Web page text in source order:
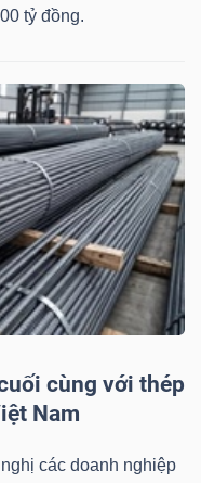
tỷ đồng.
cùng với thép
Nam
các doanh nghiệp